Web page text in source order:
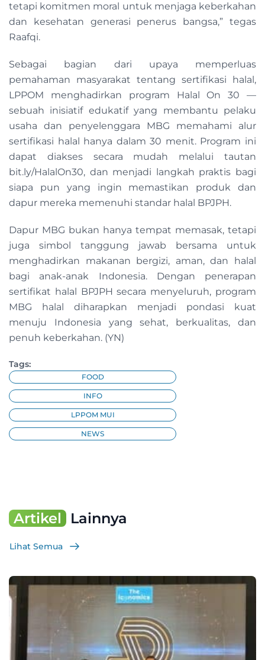
tetapi komitmen moral untuk menjaga keberkahan
dan kesehatan generasi penerus bangsa,” tegas
Raafqi.
Sebagai bagian dari upaya memperluas
pemahaman masyarakat tentang sertifikasi halal,
LPPOM menghadirkan program Halal On 30 —
sebuah inisiatif edukatif yang membantu pelaku
usaha dan penyelenggara MBG memahami alur
sertifikasi halal hanya dalam 30 menit. Program ini
dapat diakses secara mudah melalui tautan
bit.ly/HalalOn30, dan menjadi langkah praktis bagi
siapa pun yang ingin memastikan produk dan
dapur mereka memenuhi standar halal BPJPH.
Dapur MBG bukan hanya tempat memasak, tetapi
juga simbol tanggung jawab bersama untuk
menghadirkan makanan bergizi, aman, dan halal
bagi anak-anak Indonesia. Dengan penerapan
sertifikat halal BPJPH secara menyeluruh, program
MBG halal diharapkan menjadi pondasi kuat
menuju Indonesia yang sehat, berkualitas, dan
penuh keberkahan. (YN)
Tags:
FOOD
INFO
LPPOM MUI
NEWS
Artikel Lainnya
Lihat Semua